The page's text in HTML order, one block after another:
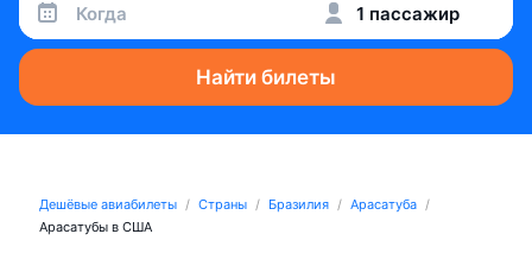
Когда 1 пассажир
Найти билеты
Дешёвые авиабилеты Страны Бразилия
Арасатуба
Арасатубы в США